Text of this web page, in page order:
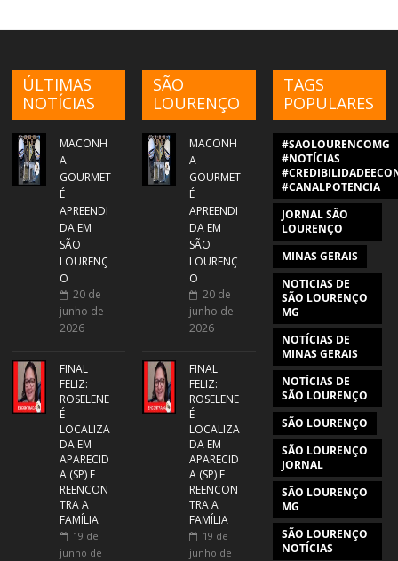
ÚLTIMAS
NOTÍCIAS
MACONH
A
GOURMET
É
APREENDI
DA EM
SÃO
LOURENÇ
O
20 de
junho de
2026
FINAL
FELIZ:
ROSELENE
É
LOCALIZA
DA EM
APARECID
A (SP) E
REENCON
TRA A
FAMÍLIA
19 de
junho de
SÃO
LOURENÇO
MACONH
A
GOURMET
É
APREENDI
DA EM
SÃO
LOURENÇ
O
20 de
junho de
2026
FINAL
FELIZ:
ROSELENE
É
LOCALIZA
DA EM
APARECID
A (SP) E
REENCON
TRA A
FAMÍLIA
19 de
junho de
TAGS
POPULARES
#SAOLOURENCOMG
#NOTÍCIAS
#CANALPOTENCIA
JORNAL SÃO
LOURENÇO
MINAS GERAIS
NOTICIAS DE
SÃO LOURENÇO
MG
NOTÍCIAS DE
MINAS GERAIS
NOTÍCIAS DE
SÃO LOURENÇO
SÃO LOURENÇO
SÃO LOURENÇO
JORNAL
SÃO LOURENÇO
MG
SÃO LOURENÇO
NOTÍCIAS